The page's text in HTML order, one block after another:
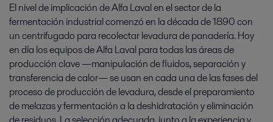
El nivel de implicación de Alfa Laval en el sector de la
fermentación industrial comenzó en la década de 1890 con
un centrifugado para recolectar levadura de panadería. Hoy
en día los equipos de Alfa Laval para todas las áreas de
producción clave —manipulación de fluidos, separación y
transferencia de calor— se usan en cada una de las fases del
proceso de producción de levadura, desde el preparamiento
de melazas y fermentación a la deshidratación y eliminación